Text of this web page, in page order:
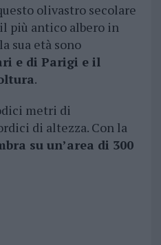
olivastro secolare
più antico albero in
sua età sono
e di Parigi e il
.
metri di
di altezza. Con la
su un’area di 300